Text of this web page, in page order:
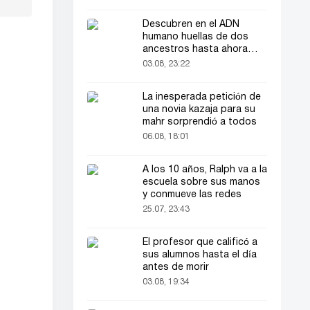
Descubren en el ADN
humano huellas de dos
ancestros hasta ahora
desconocidos
03.08, 23:22
La inesperada petición de
una novia kazaja para su
mahr sorprendió a todos
06.08, 18:01
A los 10 años, Ralph va a la
escuela sobre sus manos
y conmueve las redes
25.07, 23:43
El profesor que calificó a
sus alumnos hasta el día
antes de morir
03.08, 19:34